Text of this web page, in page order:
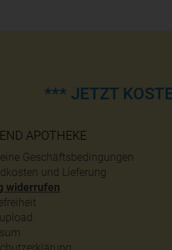
*** JETZT
APOTHEKE
Geschäftsbedingungen
und Lieferung
widerrufen